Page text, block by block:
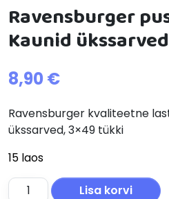
Ravensburger
Kaunid ükssarved
8,90 €
Ravensburger kvaliteetne
ükssarved, 3×49 tükki
15 laos
Ravensburger pusle 3x49 tk
Lisa korvi